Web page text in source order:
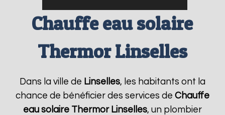
Chauffe eau solaire
Thermor Linselles
Dans la ville de Linselles, les habitants ont la
chance de bénéficier des services de Chauffe
eau solaire Thermor Linselles, un plombier